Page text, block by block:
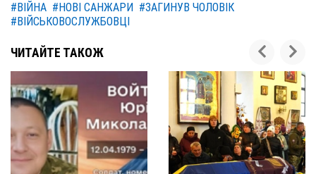
#ВІЙНА #НОВІ САНЖАРИ #ЗАГИНУВ ЧОЛОВІК
#ВІЙСЬКОВОСЛУЖБОВЦІ
ЧИТАЙТЕ ТАКОЖ